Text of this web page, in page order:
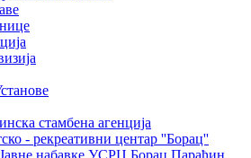
стамбенa агенцијa
- рекреативни центар ''Борац''
Јавне набавке УСРЦ Борац Параћин